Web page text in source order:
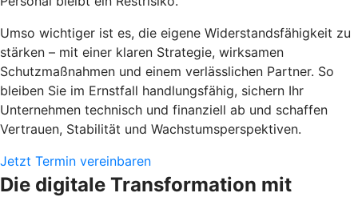
Umso wichtiger ist es, die eigene Widerstandsfähigkeit zu
stärken – mit einer klaren Strategie, wirksamen
Schutzmaßnahmen und einem verlässlichen Partner. So
bleiben Sie im Ernstfall handlungsfähig, sichern Ihr
Unternehmen technisch und finanziell ab und schaffen
Vertrauen, Stabilität und Wachstumsperspektiven.
Jetzt Termin vereinbaren
Die digitale Transformation mit